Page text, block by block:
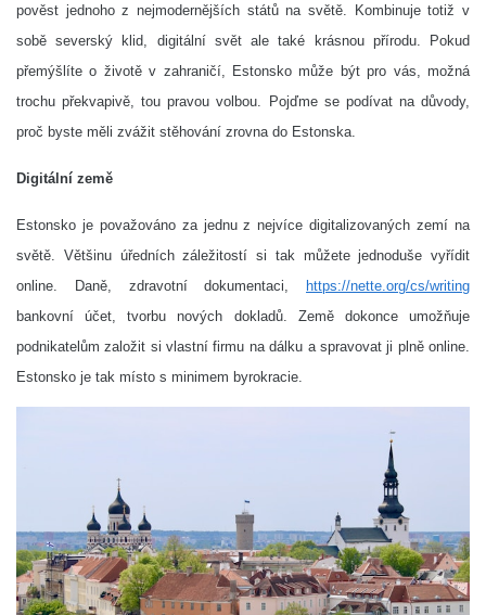
pověst jednoho z nejmodernějších států na světě. Kombinuje totiž v
sobě severský klid, digitální svět ale také krásnou přírodu. Pokud
přemýšlíte o životě v zahraničí, Estonsko může být pro vás, možná
trochu překvapivě, tou pravou volbou. Pojďme se podívat na důvody,
proč byste měli zvážit stěhování zrovna do Estonska.
Digitální země
Estonsko je považováno za jednu z nejvíce digitalizovaných zemí na
světě. Většinu úředních záležitostí si tak můžete jednoduše vyřídit
online. Daně, zdravotní dokumentaci, https://nette.org/cs/writing
bankovní účet, tvorbu nových dokladů. Země dokonce umožňuje
podnikatelům založit si vlastní firmu na dálku a spravovat ji plně online.
Estonsko je tak místo s minimem byrokracie.